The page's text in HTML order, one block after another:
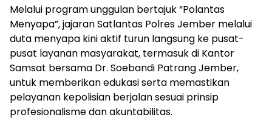
Melalui program unggulan bertajuk “Polantas
Menyapa”, jajaran Satlantas Polres Jember melalui
duta menyapa kini aktif turun langsung ke pusat-
pusat layanan masyarakat, termasuk di Kantor
Samsat bersama Dr. Soebandi Patrang Jember,
untuk memberikan edukasi serta memastikan
pelayanan kepolisian berjalan sesuai prinsip
profesionalisme dan akuntabilitas.